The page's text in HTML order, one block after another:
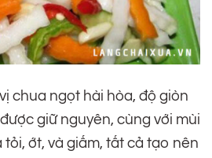
chua ngọt hài hòa, độ giòn
giữ nguyên, cùng với mùi
ớt, và giấm, tất cả tạo nên